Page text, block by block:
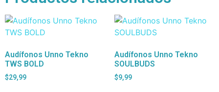
Audífonos Unno Tekno
TWS BOLD
$29,99
Audífonos Unno Tekno
SOULBUDS
$9,99